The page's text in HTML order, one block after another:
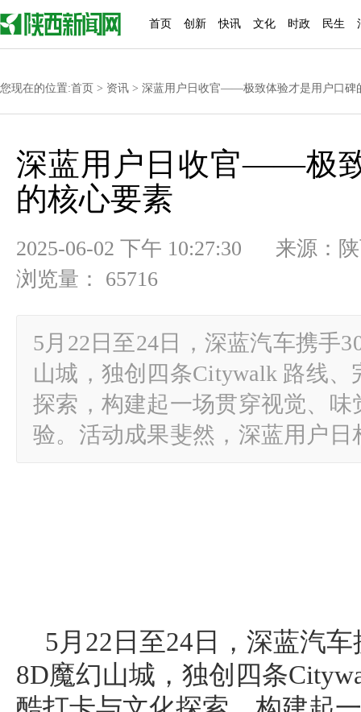
首页 创新 快讯 文化 时政 民生
您现在的位置:首页 > 资讯 > 深蓝用户日收官——极致体验才是用户口碑
深蓝用户日收官——极
的核心要素
2025-06-02 下午 10:27:30 来源
浏览量： 65716
5月22日至24日，深蓝汽车携手
山城，独创四条Citywalk 路线
探索，构建起一场贯穿视觉、
验。活动成果斐然，深蓝用户
5月22日至24日，深蓝汽
8D魔幻山城，独创四条